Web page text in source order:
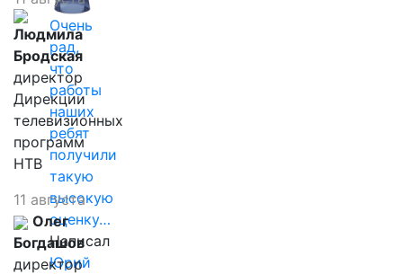
Очень
рад,
что
работы
наших
ребят
получили
такую
высокую
оценку…
Написал
Юрий
Людмила
Бродская
директор
Дирекции
телевизионных
программ
НТВ
11 августа
Олег
Богдашов
директор